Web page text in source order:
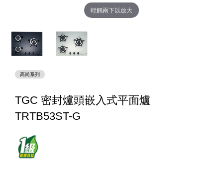
輕觸兩下以放大
高尚系列
TGC 密封爐頭嵌入式平面爐
TRTB53ST-G